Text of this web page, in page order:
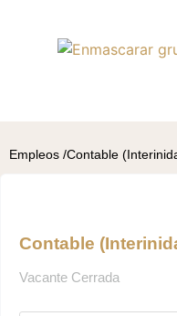
Empleos /Contable
Contable
Vacante Cerrada